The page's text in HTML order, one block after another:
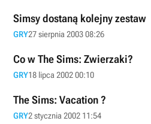
Simsy dostaną kolejny zestaw
GRY27 sierpnia 2003 08:26
Co w The Sims: Zwierzaki?
GRY18 lipca 2002 00:10
The Sims: Vacation ?
GRY2 stycznia 2002 11:54